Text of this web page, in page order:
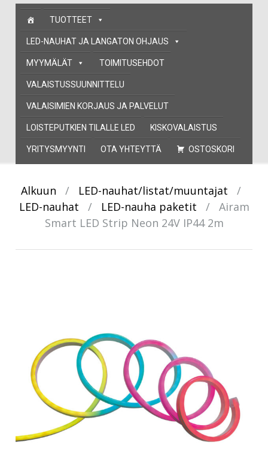
Skip
content
TUOTTEET
LED-NAUHAT JA LANGATON OHJAUS
MYYMÄLÄT TOIMITUSEHDOT
VALAISTUSSUUNNITTELU
VALAISIMIEN KORJAUS JA PALVELUT
LOISTEPUTKIEN TILALLE LED KISKOVALAISTUS
YRITYSMYYNTI OTA YHTEYTTÄ OSTOSKORI
Alkuun / LED-nauhat/listat/muuntajat
/
LED-nauhat
/ LED-nauha paketit /
Airam
Smart LED Strip Neon 24V IP44 2m